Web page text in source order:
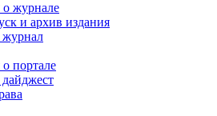
журнале
и архив издания
портале